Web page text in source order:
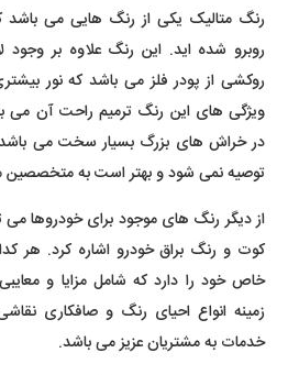
رنگ متالیک یکی از رنگ هایی می باشد
روبرو شده اید. این رنگ علاوه بر وجود
روکشی از پودر فلز می باشد که نور
ویژگی های این رنگ ترمیم راحت آن می
در خراش های بزرگ بسیار سخت می
توصیه نمی شود و بهتر است به متخصصین
از دیگر رنگ های موجود برای خودروها می
کوت و رنگ براق خودرو اشاره کرد. هر
خاص خود را دارد که شامل مزایا و
زمینه انواع احیای رنگ و صافکاری
خدمات به مشتریان عزیز می باشد.